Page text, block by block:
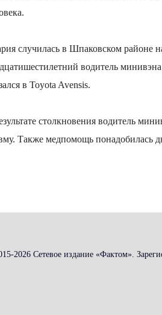
случилась в Шпаковском районе
водитель
в Toyota Avensis.
столкновения водитель
Также медпомощь понадобилась
2026 Сетевое издание «Фактом».